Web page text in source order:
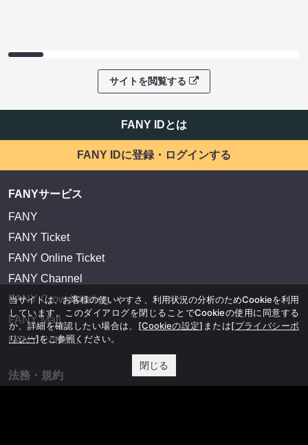
サイトを閲覧する
FANY IDとは
FANY IDに登録・ログインする
FANYサービス
FANY
FANY Ticket
FANY Online Ticket
FANY Channel
FANY Crowdfunding
FANY Mall
FANY Commu
法務・規約
当サイトは、お客様の使いやすさ、利用状況の分析のためCookieを利用
しています。このダイアログを閉じることでCookieの使用に同意する
か、詳細を確認したい場合は、 [Cookieの設定] または[プライバシーポ
リシー]をご参照ください。
閉じる